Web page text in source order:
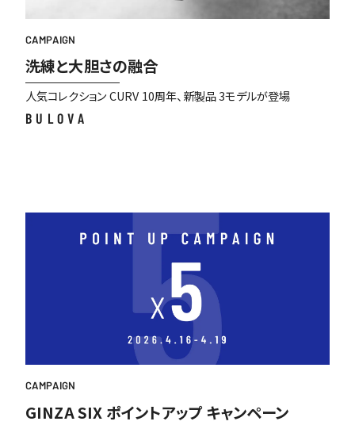
OSAKA
CAMPAIGN
洗練と大胆さの融合
人気コレクション CURV 10周年、新製品 3モデルが登場
BULOVA
CAMPAIGN
GINZA SIX ポイントアップ キャンペーン